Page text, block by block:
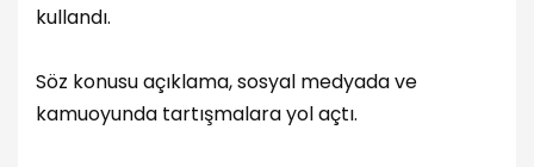
kullandı.
Söz konusu açıklama, sosyal medyada ve
kamuoyunda tartışmalara yol açtı.